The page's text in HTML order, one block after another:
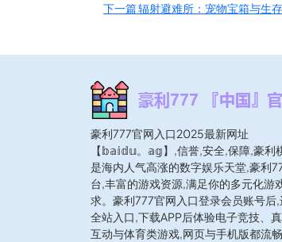
下一篇辐射避难所：宠物宝箱与生
豪利777官网入口2025最新网址
【𝕓𝕒𝕚𝕕𝕦。𝕒𝕘】,信誉,安全,保障,豪利
是海内人气高涨的数字娱乐天堂,豪利
台,丰富的游戏资源,满足你的多元化游
求。豪利777官网入口登录会员账号后,
全站入口,下载APP后体验电子竞技、
互动与体育类游戏,网页与手机版都流